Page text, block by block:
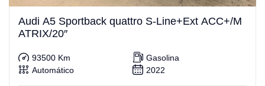
Audi A5 Sportback quattro S-Line+Ext ACC+/M
ATRIX/20″
93500 Km
Gasolina
Automático
2022